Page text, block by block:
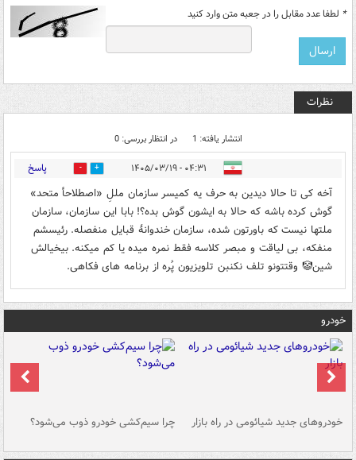
* لطفا عدد مقابل را در جعبه متن وارد کنید
نظرات
انتشار یافته: 1 در انتظار بررسی: 0
۰۴:۳۱ - ۱۴۰۵/۰۳/۱۹ 0 پاسخ
آخه کی تا حالا دیدین به حرف یه کمیسر سازمان مللِ «اصطلاحأ متحد»
گوش کرده باشه که حالا به ایشون گوش بده؟! بابا این سازمان، سازمان
ملتها نیست که باورتون شده، سازمان خندوانهٔ قبایل منفصله. رئیسشم
منفکه، بی لیاقت و مبصر کلاسه فقط نمره میده یا کم‌ میکنه. بیخیالش
شین🤡 وقتتونو تلف نکنبن تلویزیون پُره از برنامه های فکاهی.
خودرو
خودروهای جدید شیائومی در راه بازار چرا سیم‌کشی خودرو ذوب می‌شود؟